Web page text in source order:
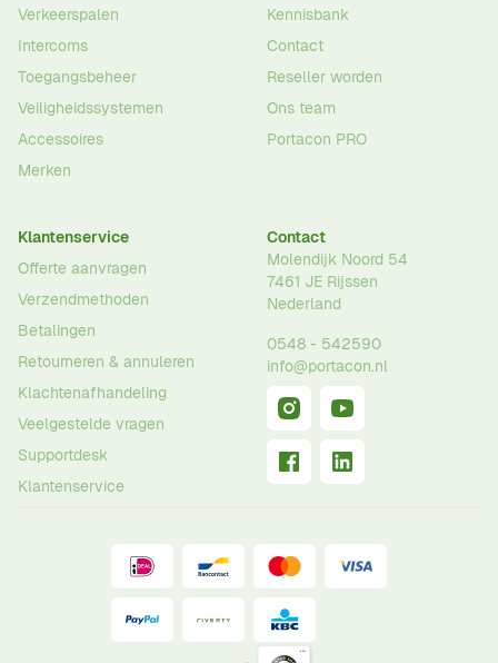
Verkeerspalen
Intercoms
Toegangsbeheer
Veiligheidssystemen
Accessoires
Merken
Kennisbank
Contact
Reseller worden
Ons team
Portacon PRO
Klantenservice
Offerte aanvragen
Verzendmethoden
Betalingen
Retourneren & annuleren
Klachtenafhandeling
Veelgestelde vragen
Supportdesk
Klantenservice
Contact
Molendijk Noord 54
7461 JE Rijssen
Nederland
0548 - 542590
info@portacon.nl